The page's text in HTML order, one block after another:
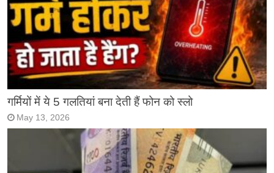
गर्मियों में ये 5 गलतियां बना देती हैं फोन को स्लो
May 13, 2026